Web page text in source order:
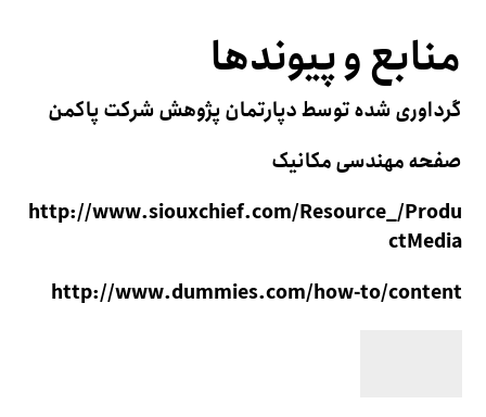
منابع و پیوندها
گرداوری شده توسط دپارتمان پژوهش شرکت پاکمن
صفحه مهندسی مکانیک
http://www.siouxchief.com/Resource_/Produ
ctMedia
http://www.dummies.com/how-to/content